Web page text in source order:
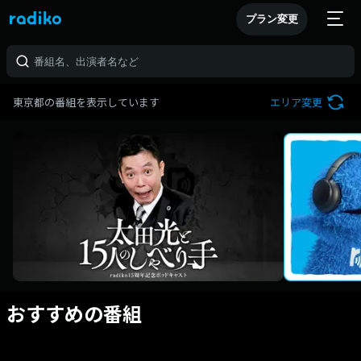
プラン変更
東京都の番組を表示しています エリア変更
おすすめの番組